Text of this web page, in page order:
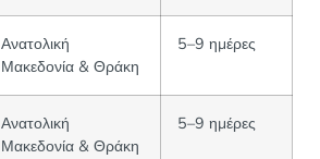
Ανατολική
Μακεδονία & Θράκη
5–9 ημέρες
Ανατολική
Μακεδονία & Θράκη
5–9 ημέρες